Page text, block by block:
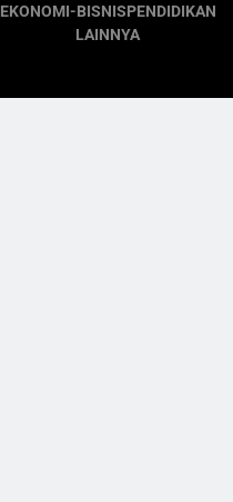
EKONOMI-BISNISPENDIDIKAN
LAINNYA